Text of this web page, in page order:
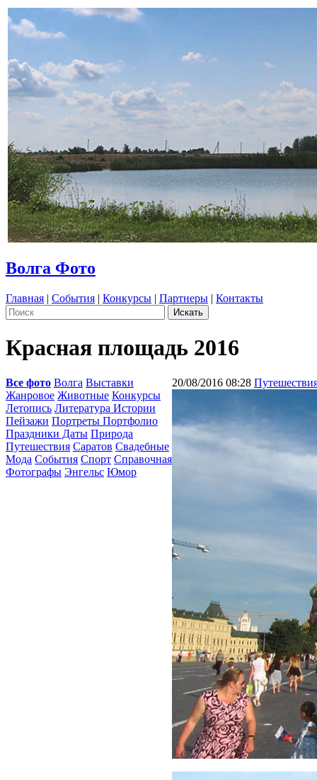
Волга Фото
Главная | События | Конкурсы | Партнеры | Контакты
Красная площадь 2016
Все фото Волга Выставки
Жанровое Животные Конкурсы
Летопись Литература Истории
Пейзажи Портреты Портфолио
Праздники Даты Природа
Путешествия Саратов Свадебные
Мода События Спорт Справочная
Фотографы Энгельс Юмор
20/08/2016 08:28